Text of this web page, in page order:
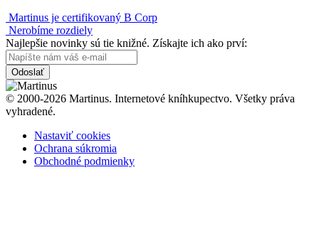
Martinus je certifikovaný B Corp
Nerobíme rozdiely
Najlepšie novinky sú tie knižné. Získajte ich ako prví:
Odoslať
© 2000-2026 Martinus. Internetové kníhkupectvo. Všetky práva
vyhradené.
Nastaviť cookies
Ochrana súkromia
Obchodné podmienky